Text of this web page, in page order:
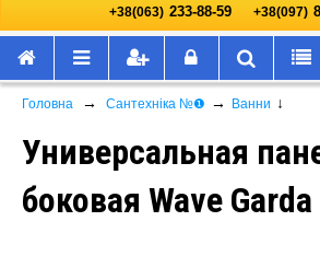
+38(063) 233-88-59 +38(097)
Головна → Сантехніка №❶ → Ванни ↓
Универсальная
боковая Wave